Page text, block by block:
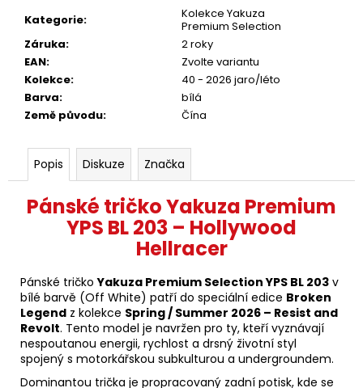
Kategorie:
Kolekce Yakuza
Premium Selection
Záruka:
2 roky
EAN:
Zvolte variantu
Kolekce:
40 - 2026 jaro/léto
Barva:
bílá
Země původu: Čína
Popis Diskuze Značka
Pánské tričko Yakuza Premium
YPS BL 203 – Hollywood
Hellracer
Pánské tričkoYakuza Premium Selection YPS BL 203 v
bílé barvě (Off White) patří do speciální edice Broken
Legend z kolekce Spring / Summer 2026 – Resist and
Revolt. Tento model je navržen pro ty, kteří vyznávají
nespoutanou energii, rychlost a drsný životní styl
spojený s motorkářskou subkulturou a undergroundem.
Dominantou trička je propracovaný zadní potisk, kde se
Kč